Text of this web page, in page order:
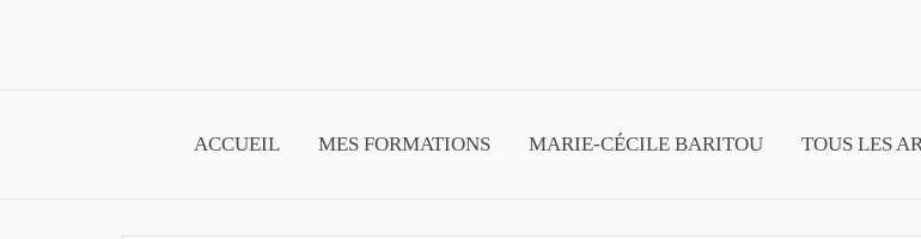
ACCUEIL MES FORMATIONS MARIE-CÉCILE BARITOU TOUS LES